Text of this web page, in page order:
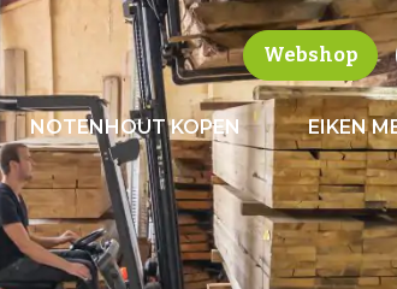
Webshop
NOTENHOUT KOPEN EIKEN